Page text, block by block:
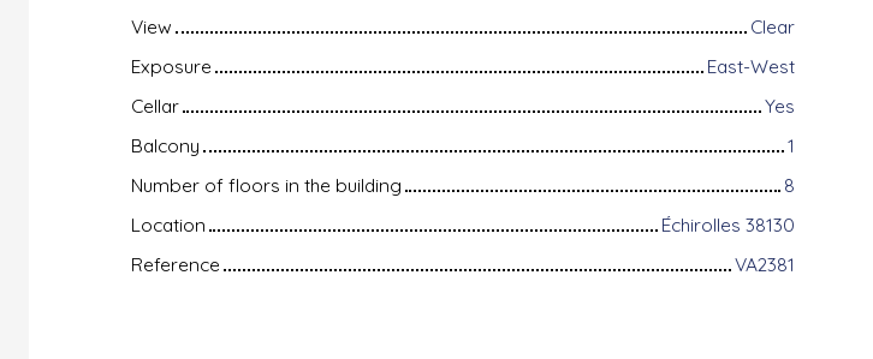
View
Clear
Exposure
East-West
Cellar
Yes
Balcony
1
Number of floors in the building
8
Location
Échirolles 38130
Reference
VA2381